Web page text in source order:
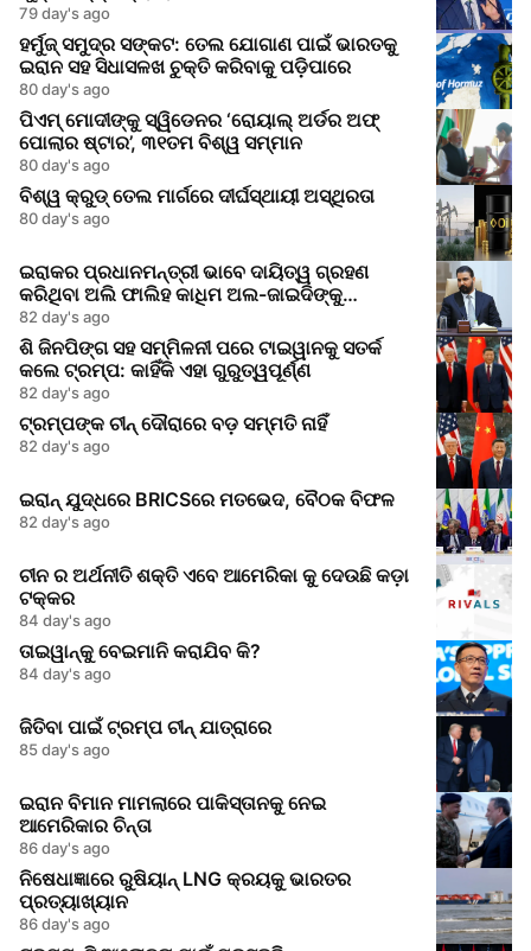
79 day's ago
ହର୍ମୁଜ୍ ସମୁଦ୍ର ସଙ୍କଟ: ତେଲ ଯୋଗାଣ ପାଇଁ ଭାରତକୁ
ଇରାନ ସହ ସିଧାସଳଖ ଚୁକ୍ତି କରିବାକୁ ପଡ଼ିପାରେ
80 day's ago
ପିଏମ୍ ମୋଦୀଙ୍କୁ ସ୍ୱିଡେନର ‘ରୋୟାଲ୍ ଅର୍ଡର ଅଫ୍
ପୋଲାର ଷ୍ଟାର’, ୩୧ତମ ବିଶ୍ୱ ସମ୍ମାନ
80 day's ago
ବିଶ୍ୱ କ୍ରୁଡ୍ ତେଲ ମାର୍ଗରେ ଦୀର୍ଘସ୍ଥାୟୀ ଅସ୍ଥିରତା
80 day's ago
ଇରାକର ପ୍ରଧାନମନ୍ତ୍ରୀ ଭାବେ ଦାୟିତ୍ୱ ଗ୍ରହଣ
କରିଥିବା ଅଲି ଫାଲିହ କାଧିମ ଅଲ-ଜାଇଦିଙ୍କୁ
ପ୍ରଧାନମନ୍ତ୍ରୀ ମୋଦୀଙ୍କ ଅଭିନନ୍ଦନ
82 day's ago
ଶି ଜିନପିଙ୍ଗ ସହ ସମ୍ମିଳନୀ ପରେ ଟାଇୱାନକୁ ସତର୍କ
କଲେ ଟ୍ରମ୍ପ: କାହିଁକି ଏହା ଗୁରୁତ୍ୱପୂର୍ଣ୍ଣ
82 day's ago
ଟ୍ରମ୍ପଙ୍କ ଚୀନ୍‌ ଦୌରାରେ ବଡ଼ ସମ୍ମତି ନାହିଁ
82 day's ago
ଇରାନ୍‌ ଯୁଦ୍ଧରେ BRICSରେ ମତଭେଦ, ବୈଠକ ବିଫଳ
82 day's ago
ଚୀନ ର ଅର୍ଥନୀତି ଶକ୍ତି ଏବେ ଆମେରିକା କୁ ଦେଉଛି କଡ଼ା
ଟକ୍କର
84 day's ago
ତାଇୱାନ୍‌କୁ ବେଇମାନି କରାଯିବ କି?
84 day's ago
ଜିତିବା ପାଇଁ ଟ୍ରମ୍ପ ଚୀନ୍‌ ଯାତ୍ରାରେ
85 day's ago
ଇରାନ ବିମାନ ମାମଲାରେ ପାକିସ୍ତାନକୁ ନେଇ
ଆମେରିକାର ଚିନ୍ତା
86 day's ago
ନିଷେଧାଜ୍ଞାରେ ରୁଷିୟାନ୍‌ LNG କ୍ରୟକୁ ଭାରତର
ପ୍ରତ୍ୟାଖ୍ୟାନ
86 day's ago